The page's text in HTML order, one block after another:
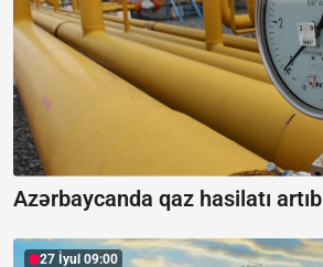
Azərbaycanda qaz hasilatı artıb
27 İyul 09:00